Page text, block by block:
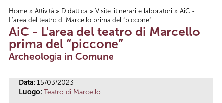
Tu sei qui
Home » Attività » Didattica » Visite, itinerari e laboratori » AiC -
L'area del teatro di Marcello prima del “piccone”
AiC - L'area del teatro di Marcello
prima del “piccone”
Archeologia in Comune
Data: 15/03/2023
Luogo: Teatro di Marcello